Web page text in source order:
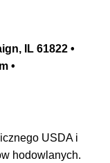
IL 61822 •
•
USDA i
hodowlanych.